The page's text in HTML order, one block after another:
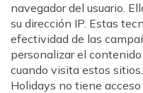
navegador del usuario.
su dirección IP. Estas
efectividad de las
personalizar el
cuando visita estos
Holidays no tiene